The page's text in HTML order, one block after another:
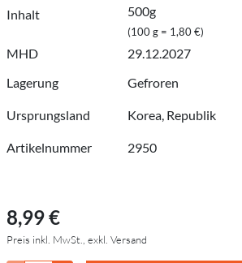
Inhalt 500g
(100 g = 1,80 €)
MHD
29.12.2027
Lagerung
Gefroren
Ursprungsland Korea, Republik
Artikelnummer 2950
8,99 €
Preis inkl. MwSt., exkl. Versand